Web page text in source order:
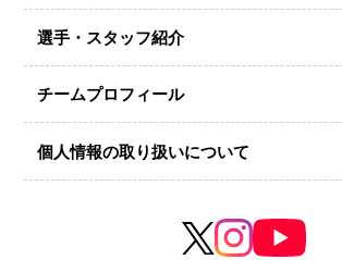
選手・スタッフ紹介
チームプロフィール
個人情報の取り扱いについて